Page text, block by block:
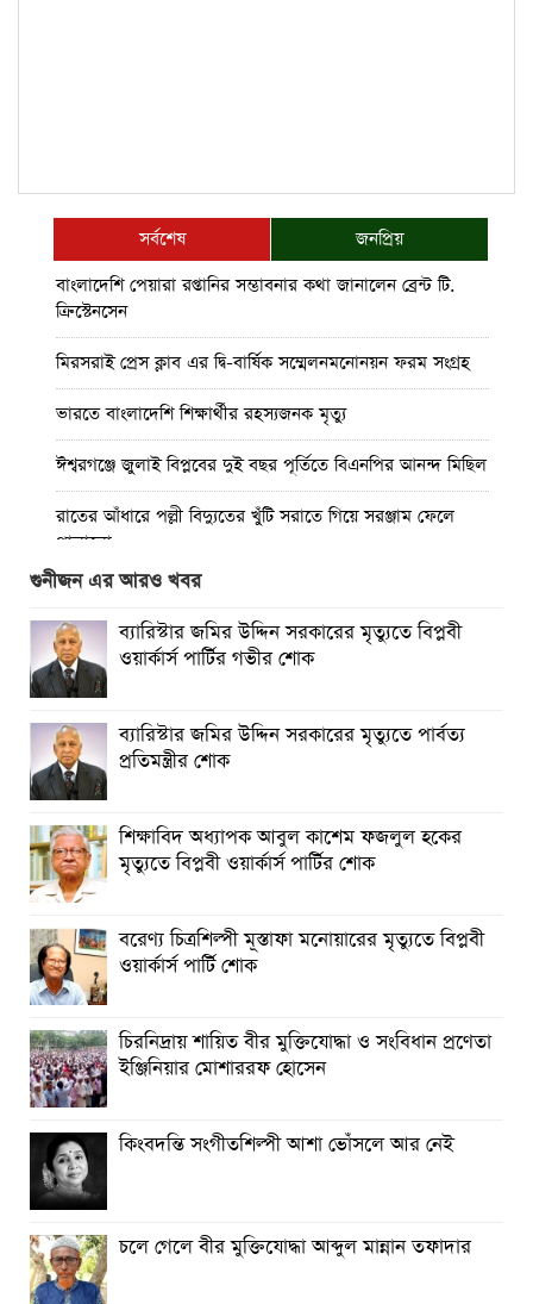
সর্বশেষ
জনপ্রিয়
বাংলাদেশি পেয়ারা রপ্তানির সম্ভাবনার কথা জানালেন ব্রেন্ট টি.
ক্রিস্টেনসেন
মিরসরাই প্রেস ক্লাব এর দ্বি-বার্ষিক সম্মেলনমনোনয়ন ফরম সংগ্রহ
ভারতে বাংলাদেশি শিক্ষার্থীর রহস্যজনক মৃত্যু
ঈশ্বরগঞ্জে জুলাই বিপ্লবের দুই বছর পূর্তিতে বিএনপির আনন্দ মিছিল
রাতের আঁধারে পল্লী বিদ্যুতের খুঁটি সরাতে গিয়ে সরঞ্জাম ফেলে
পালালো
মিরসরাইয়ে ৪০ হাজার ৫শত পিস ইয়াবা সহ গ্রেফতার-৩
কাপ্তাই সড়কে বাস- মোটরসাইকেল সংঘর্ষে পা বিচ্ছিন্ন হয়ে যুবকের
মৃত্যু
চুয়েট এর নবনিযুক্ত ভিসিকে আইইবি চট্টগ্রাম কেন্দ্রে ফুলেল শুভেচ্ছা
বৈষম্যহীন মানবিক রাষ্ট্র গঠন করে জুলাই শহীদদের প্রতি শ্রদ্ধা
জানাতে হবে : জননেতা সাইফুল হক
তিন দিন পর ব্রহ্মপুত্র নদে নিখোঁজ সাইফুলের মরদেহ গফরগাঁও
থেকে উদ্ধার
গুনীজন এর আরও খবর
ব্যারিস্টার জমির উদ্দিন সরকারের মৃত্যুতে বিপ্লবী
ওয়ার্কার্স পার্টির গভীর শোক
ব্যারিস্টার জমির উদ্দিন সরকারের মৃত্যুতে পার্বত্য
প্রতিমন্ত্রীর শোক
শিক্ষাবিদ অধ্যাপক আবুল কাশেম ফজলুল হকের
মৃত্যুতে বিপ্লবী ওয়ার্কার্স পার্টির শোক
বরেণ্য চিত্রশিল্পী মূস্তাফা মনোয়ারের মৃত্যুতে বিপ্লবী
ওয়ার্কার্স পার্টি শোক
চিরনিদ্রায় শায়িত বীর মুক্তিযোদ্ধা ও সংবিধান প্রণেতা
ইঞ্জিনিয়ার মোশাররফ হোসেন
কিংবদন্তি সংগীতশিল্পী আশা ভোঁসলে আর নেই
চলে গেলে বীর মুক্তিযোদ্ধা আব্দুল মান্নান তফাদার